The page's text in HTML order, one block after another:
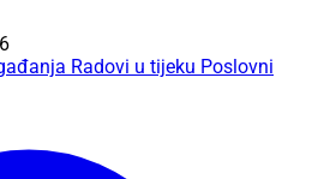
Radovi u tijeku Poslovni